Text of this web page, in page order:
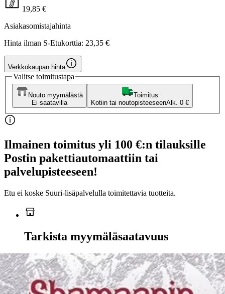
19,85 €
Asiakasomistajahinta
Hinta ilman S-Etukorttia: 23,35 €
Verkkokaupan hinta
Valitse toimitustapa
Nouto myymälästä
Ei saatavilla
Toimitus
Kotiin tai noutopisteeseenAlk. 0 €
Ilmainen toimitus yli 100 €:n tilauksille
Postin pakettiautomaattiin tai
palvelupisteeseen!
Etu ei koske Suuri‑lisäpalvelulla toimitettavia tuotteita.
Tarkista myymäläsaatavuus
Ei saatavilla